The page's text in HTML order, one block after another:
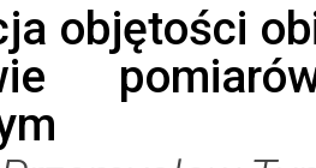
objętości